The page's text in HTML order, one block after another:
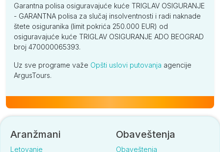
Garantna polisa osiguravajuće kuće TRIGLAV OSIGURANJE
- GARANTNA polisa za slučaj insolventnosti i radi naknade
štete osiguranika (limit pokrića 250.000 EUR) od
osiguravajuće kuće TRIGLAV OSIGURANJE ADO BEOGRAD
broj 470000065393.
Uz sve programe važe Opšti uslovi putovanja agencije
ArgusTours.
Aranžmani
Letovanje
Obaveštenja
Obaveštenja